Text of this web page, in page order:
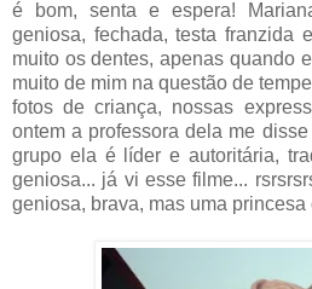
é bom, senta e espera!
geniosa, fechada, testa franzida
muito os dentes, apenas quando
muito de mim na questão de
fotos de criança, nossas
ontem a professora dela me
grupo ela é líder e autoritária,
geniosa... já vi esse filme...
geniosa, brava, mas uma princesa